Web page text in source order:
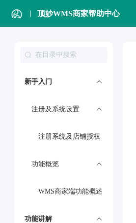
顶妙WMS商家帮助中心
新手入门
注册及系统设置
注册系统及店铺授权
功能概览
WMS商家端功能概述
功能讲解